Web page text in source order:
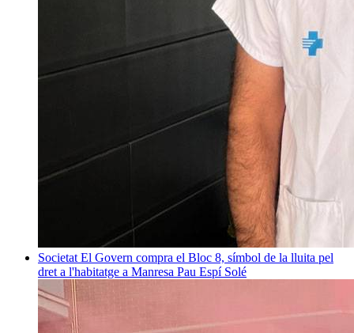
Societat El Govern compra el Bloc 8, símbol de la lluita pel
dret a l'habitatge a Manresa Pau Espí Solé